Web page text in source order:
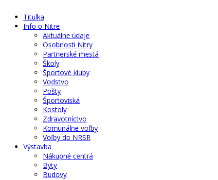
Titulka
Info o Nitre
Aktuálne údaje
Osobnosti Nitry
Partnerské mestá
Školy
Športové kluby
Vodstvo
Pošty
Športoviská
Kostoly
Zdravotníctvo
Komunálne voľby
Voľby do NRSR
Výstavba
Nákupné centrá
Byty
Budovy